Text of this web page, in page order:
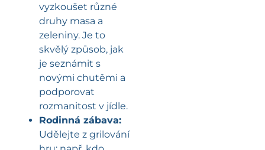
vyzkoušet různé
druhy masa a
zeleniny. Je to
skvělý způsob, jak
je seznámit s
novými chutěmi a
podporovat
rozmanitost v jídle.
Rodinná zábava:
Udělejte z grilování